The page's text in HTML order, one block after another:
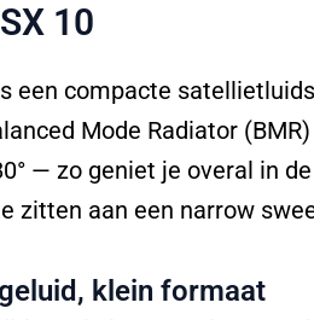
10
een compacte
Mode Radiator
— zo geniet je overal in
zitten aan een narrow
klein formaat